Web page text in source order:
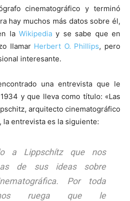
cinematográfico y terminó
hay muchos más datos sobre él,
la Wikipedia y se sabe que en
llamar Herbert O. Phillips, pero
interesante.
una entrevista que le
y que lleva como título: «Las
arquitecto cinematográfico
la entrevista es la siguiente:
a Lippschítz que nos
de sus ideas sobre
Por toda
nos ruega que le